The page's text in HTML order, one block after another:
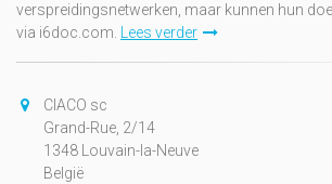
verspreidingsnetwerken, maar kunnen hun
via i6doc.com. Lees verder
CIACO sc
Grand-Rue, 2/14
1348 Louvain-la-Neuve
België